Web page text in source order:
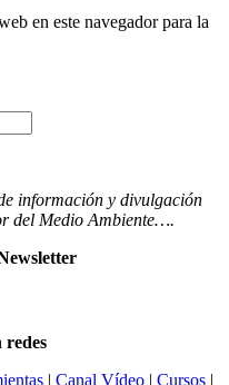
en este navegador para la
información y divulgación
del Medio Ambiente….
redes
| Canal Vídeo| Cursos|